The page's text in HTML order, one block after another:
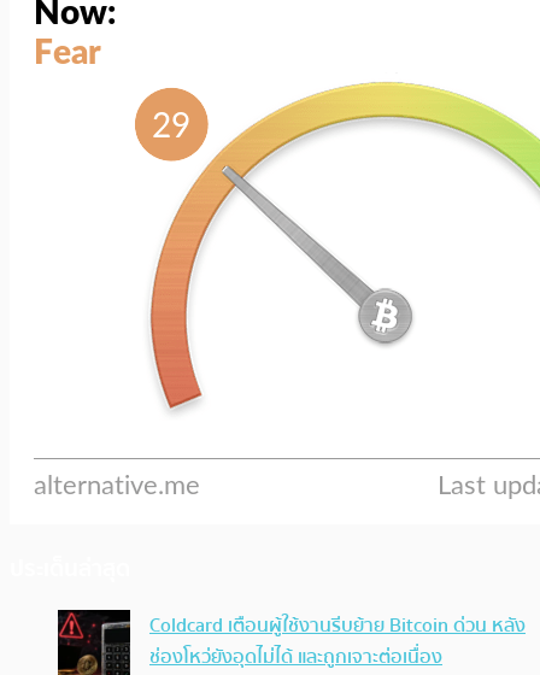
Coldcard เตือนผู้ใช้งานรีบย้าย Bitcoin ด่วน หลัง
ช่องโหว่ยังอุดไม่ได้ และถูกเจาะต่อเนื่อง